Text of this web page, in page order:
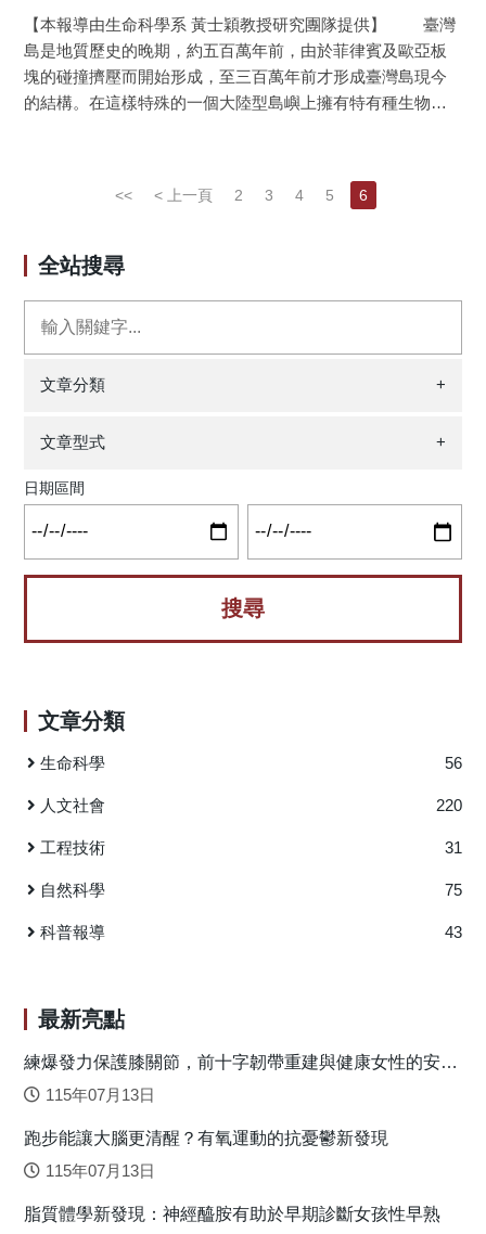
女性（平均[標準差]年齡，65.2 [11.1]歲），有1,868名在追蹤
期間患了失智症。其中HL組有1,094個（58.6％），非HL組有
774個（41.4％）。 HL組的失智症發病率是每1000人年
19.38（95％CI，18.25-20.57），非HL組是每1000人年
(HR = 1.17, 95% CI, 1.07 - 1.29; FDR p= 0.03)。年齡增加和
高門診頻率與患失智症均呈顯著正相關，投保薪資(2萬級以
慮、憂鬱、酒精相關疾病及頭部外傷與發生失智症呈顯著正
析結果顯示，45-64歲組患失智的風險顯著高於其他年齡組
及65-74 歲組HL與失智風險有顯著正相關。 在本研究
群。因此，早期聽力保護、聽力篩檢及助聽器應考慮列入預
獻：LIU C. M., LEE C. T. Association of Hearing Loss With
Dementia, JAMA Netw Open 2019: 2: e198112 原文出處：
出LM-031的潛能，包括藉增加HSPB1以降低Tau蛋白錯誤摺
疊、活化NRF2及CREB路徑、抑制細胞凋零及促進神經突生
長，來緩和阿茲海默症進程，提供阿茲海默症新藥開發的選
擇。 在台灣約每80人就有1人是失智症，而阿茲海默氏
塊(Aβ蛋白)和神經纖維糾結(Tau蛋白)，因此這兩種蛋白的影
骨架－微管相關的蛋白，對神經元軸突的穩定是相當重要。
在阿茲海默氏症Tau蛋白的假說上，當Tau蛋白被過度磷酸化
而影響其蛋白構型，會使其從微管上脫落並進一步在細胞內
堆積，這些堆積的Tau蛋白可引發氧化壓力等後續效應，最終
使神經元死亡。 甘草查爾酮A是天然的查爾酮類，LM系
列化合物則是合成的新穎衍生物，均具有小分子、預測口服
於中樞神經疾病的治療研究。 本篇研究從表現Tau蛋白
合成衍生物LM-031，除了降低Tau蛋白在細胞中錯誤折疊的堆
積，並影響氧化壓力相關的NRF2路徑外，還可透過CREB正
向調節腦源性營養因子(BDNF)路徑，來達到促進神經突生長
和抑制細胞凋亡。 為了探討LM-031對AD病理特徵和認
究證實在AD的眾多複雜病因中，高血糖也會引起輕度認知障
礙和形成老年斑(Senile plaque)，因此本篇利用鏈脲佐菌素
能的治療效果，和確認其在前述細胞實驗中對相關路徑的調
記憶功能，還可上調NRF2和pCREB以及降低海馬迴及皮層
內Aβ及Tau含量(如下圖示)。 圖：LM-031對ΔK280 TauRD-
PS1M146V、TauP30IL三基因轉殖阿茲海默症小鼠的治療效
NRF2路徑來降低氧化壓力，並調控轉錄因子CREB及活化其
下游BDNF路徑，從而在ΔK280 TauRD-DsRed細胞中發揮神
是屬於乙醯膽鹼酶抑制劑和NMDA受體拮抗劑，本篇研究的
LM-031可能經由不同的治療路徑策略，具有新穎藥物的開發
潛力。 原文出處： Aging Cell 2020; 19(7). doi:
10.1111/acel.13169. PMID: 32496635
https://pubmed.ncbi.nlm.nih.gov/32496635/
【本報導由生命科學系 黃士穎教授研究團隊提供】 臺灣
島是地質歷史的晚期，約五百萬年前，由於菲律賓及歐亞板
塊的碰撞擠壓而開始形成，至三百萬年前才形成臺灣島現今
的結構。在這樣特殊的一個大陸型島嶼上擁有特有種生物比
次冰河期之後的氣候變遷，不僅影響了物種形成以及族群變
動歷程，更因為棲地差異大而造成高特有種比例。我們研究
當代族群遺傳、親緣地理與基因功能性演化的研究方法，結
的演化歷程。我們的研究在學術上的具體貢獻，在於我們將
究潮流，於森林生物多樣性的範疇，提供臺灣特殊地域性與
進一步瞭解臺灣具有豐富特有種、獨特的地理環境，以及其
有利於台灣特有物種保育措施的擬訂。 本文將以台灣杉
為例，簡單介紹並分析其演化之可能。現存的台灣杉主要有
三個支系：台灣支系，雲南緬甸支系及越南支系。我們探討
了中性演化及天擇對三個支系間的族群遺傳分岐的相對影
響，同時，我們也針對生長於台灣的台灣杉各族群間的族群
遺傳分岐演化模式進行研究。利用擴增條帶長度多型性
(amplified fragment length polymorphism, AFLP)及甲基化敏
總共102個樣本，進行遺傳多型性的分析。針對1,413個AFLP
及462個MSAP條帶，我們以genome scan、廣義線性模式，
座僅於三個台灣杉支系之間的比較被檢測到；且其比例低，
可能是逢機漂變的結果。在台灣本地的台灣杉族群間則沒有
檢測到有受天擇作用的基因座，顯示了這些台灣杉族群間的
作用的基因座則經由model selection及model averaging的分
(double digest Restriction Associated DNA sequencing)技術
研究物種區分、族群結構，以及檢測天擇作用的註記。本研
究主要探討ddRADseq用於台灣油杉族群遺傳以及與其祖先種
分比對族群遺傳分析結果作探討，以得知40%、50%及60%三
組數中，何者可較適當地用於本研究的各項分析。依據分析
的分析。包括台灣油杉及台灣杉總共72個樣本，可獲得
<< < 上一頁 2 3 4 5 6
全站搜尋
文章分類 +
文章型式 +
日期區間
文章分類
生命科學 56
人文社會 220
工程技術 31
自然科學 75
科普報導 43
最新亮點
練爆發力保護膝關節，前十字韌帶重建與健康女性的安全
落地關鍵
115年07月13日
跑步能讓大腦更清醒？有氧運動的抗憂鬱新發現
115年07月13日
脂質體學新發現：神經醯胺有助於早期診斷女孩性早熟